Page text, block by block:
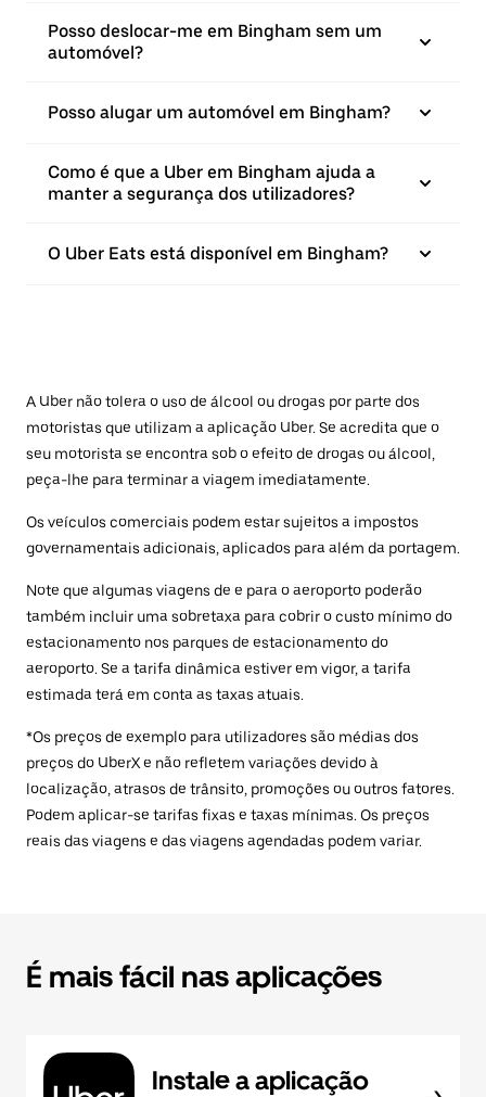
Posso deslocar-me em Bingham sem um
automóvel?
Posso alugar um automóvel em Bingham?
Como é que a Uber em Bingham ajuda a
manter a segurança dos utilizadores?
O Uber Eats está disponível em Bingham?
A Uber não tolera o uso de álcool ou drogas por parte dos
motoristas que utilizam a aplicação Uber. Se acredita que o
seu motorista se encontra sob o efeito de drogas ou álcool,
peça-lhe para terminar a viagem imediatamente.
Os veículos comerciais podem estar sujeitos a impostos
governamentais adicionais, aplicados para além da portagem.
Note que algumas viagens de e para o aeroporto poderão
também incluir uma sobretaxa para cobrir o custo mínimo do
estacionamento nos parques de estacionamento do
aeroporto. Se a tarifa dinâmica estiver em vigor, a tarifa
estimada terá em conta as taxas atuais.
*Os preços de exemplo para utilizadores são médias dos
preços do UberX e não refletem variações devido à
localização, atrasos de trânsito, promoções ou outros fatores.
Podem aplicar-se tarifas fixas e taxas mínimas. Os preços
reais das viagens e das viagens agendadas podem variar.
É mais fácil nas aplicações
Instale a aplicação